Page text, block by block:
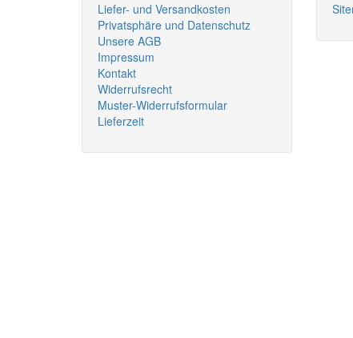
Liefer- und Versandkosten
Privatsphäre und Datenschutz
Unsere AGB
Impressum
Kontakt
Widerrufsrecht
Muster-Widerrufsformular
Lieferzeit